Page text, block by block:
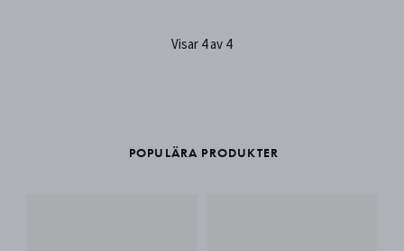
Visar 4 av 4
POPULÄRA PRODUKTER